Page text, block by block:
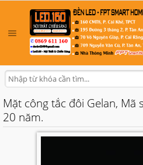
Mặt công tắc đôi Gelan, Mã
20 năm.